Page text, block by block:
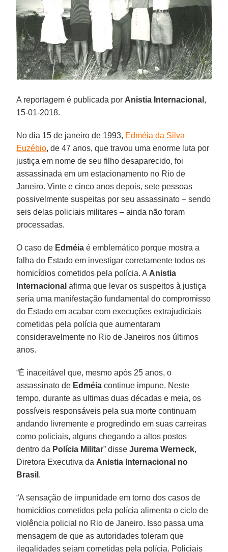
A reportagem é publicada por Anistia Internacional ,
15-01-2018.
No dia 15 de janeiro de 1993, Edméia da Silva
Euzébio, de 47 anos, que travou uma enorme luta por
justiça em nome de seu filho desaparecido, foi
assassinada em um estacionamento no Rio de
Janeiro. Vinte e cinco anos depois, sete pessoas
possivelmente suspeitas por seu assassinato – sendo
seis delas policiais militares – ainda não foram
processadas.
O caso de Edméia é emblemático porque mostra a
falha do Estado em investigar corretamente todos os
homicídios cometidos pela polícia. A Anistia
Internacional afirma que levar os suspeitos à justiça
seria uma manifestação fundamental do compromisso
do Estado em acabar com execuções extrajudiciais
cometidas pela polícia que aumentaram
consideravelmente no Rio de Janeiros nos últimos
anos.
“É inaceitável que, mesmo após 25 anos, o
assassinato de Edméia continue impune. Neste
tempo, durante as ultimas duas décadas e meia, os
possíveis responsáveis pela sua morte continuam
andando livremente e progredindo em suas carreiras
como policiais, alguns chegando a altos postos
dentro da Polícia Militar” disseJurema Werneck,
Diretora Executiva da Anistia Internacional no
Brasil .
“A sensação de impunidade em torno dos casos de
homicídios cometidos pela polícia alimenta o ciclo de
violência policial no Rio de Janeiro. Isso passa uma
mensagem de que as autoridades toleram que
ilegalidades sejam cometidas pela polícia. Policiais